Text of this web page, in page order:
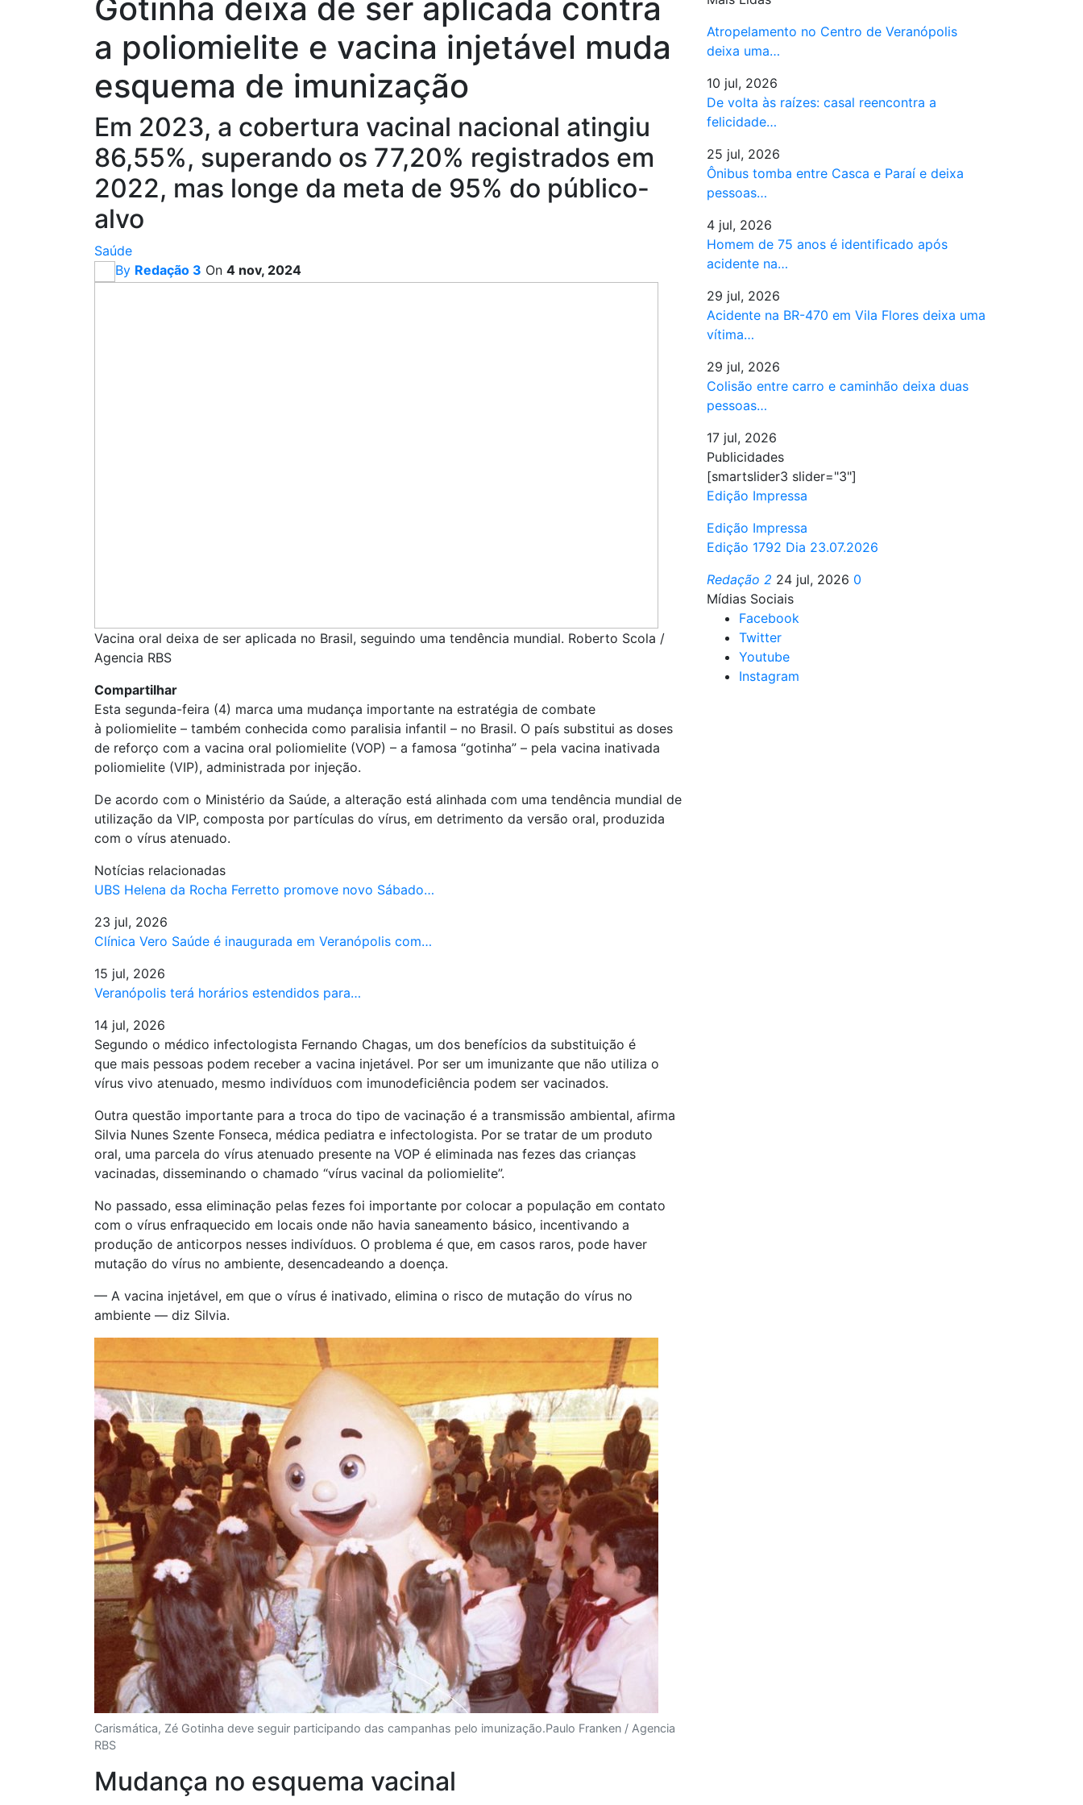
Gotinha deixa de ser aplicada contra
a poliomielite e vacina injetável muda
esquema de imunização
Em 2023, a cobertura vacinal nacional atingiu
86,55%, superando os 77,20% registrados em
2022, mas longe da meta de 95% do público-
alvo
Saúde
By Redação 3 On 4 nov, 2024
Vacina oral deixa de ser aplicada no Brasil, seguindo uma tendência mundial. Roberto Scola /
Agencia RBS
Compartilhar
Esta segunda-feira (4) marca uma mudança importante na estratégia de combate
à poliomielite – também conhecida como paralisia infantil – no Brasil. O país substitui as doses
de reforço com a vacina oral poliomielite (VOP) – a famosa “gotinha” – pela vacina inativada
poliomielite (VIP), administrada por injeção.
De acordo com o Ministério da Saúde, a alteração está alinhada com uma tendência mundial de
utilização da VIP, composta por partículas do vírus, em detrimento da versão oral, produzida
com o vírus atenuado.
Notícias relacionadas
UBS Helena da Rocha Ferretto promove novo Sábado…
23 jul, 2026
Clínica Vero Saúde é inaugurada em Veranópolis com…
15 jul, 2026
Veranópolis terá horários estendidos para…
14 jul, 2026
Segundo o médico infectologista Fernando Chagas, um dos benefícios da substituição é
que mais pessoas podem receber a vacina injetável. Por ser um imunizante que não utiliza o
vírus vivo atenuado, mesmo indivíduos com imunodeficiência podem ser vacinados.
Outra questão importante para a troca do tipo de vacinação é a transmissão ambiental, afirma
Silvia Nunes Szente Fonseca, médica pediatra e infectologista. Por se tratar de um produto
oral, uma parcela do vírus atenuado presente na VOP é eliminada nas fezes das crianças
vacinadas, disseminando o chamado “vírus vacinal da poliomielite”.
No passado, essa eliminação pelas fezes foi importante por colocar a população em contato
com o vírus enfraquecido em locais onde não havia saneamento básico, incentivando a
produção de anticorpos nesses indivíduos. O problema é que, em casos raros, pode haver
mutação do vírus no ambiente, desencadeando a doença.
— A vacina injetável, em que o vírus é inativado, elimina o risco de mutação do vírus no
ambiente — diz Silvia.
Carismática, Zé Gotinha deve seguir participando das campanhas pelo imunização.Paulo Franken / Agencia
RBS
Mudança no esquema vacinal
Atropelamento no Centro de Veranópolis
deixa uma…
10 jul, 2026
De volta às raízes: casal reencontra a
felicidade…
25 jul, 2026
Ônibus tomba entre Casca e Paraí e deixa
pessoas…
4 jul, 2026
Homem de 75 anos é identificado após
acidente na…
29 jul, 2026
Acidente na BR-470 em Vila Flores deixa uma
vítima…
29 jul, 2026
Colisão entre carro e caminhão deixa duas
pessoas…
17 jul, 2026
Publicidades
[smartslider3 slider="3"]
Edição Impressa
Edição Impressa
Edição 1792 Dia 23.07.2026
Redação 2 24 jul, 2026 0
Mídias Sociais
Facebook
Twitter
Youtube
Instagram